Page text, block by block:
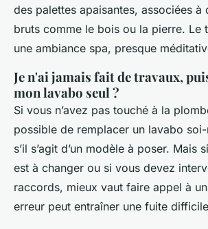
des palettes apaisantes, associées à
bruts comme le bois ou la pierre. Le
une ambiance spa, presque
Je n'ai jamais fait de travaux,
mon lavabo seul ?
Si vous n’avez pas touché à la
possible de remplacer un lavabo
s’il s’agit d’un modèle à poser. Mais
est à changer ou si vous devez
raccords, mieux vaut faire appel à
erreur peut entraîner une fuite